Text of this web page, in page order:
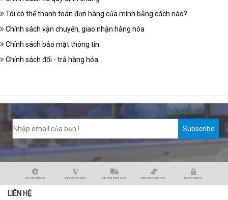
Tôi có thể thanh toán đơn hàng của mình bằng cách nào?
Chính sách vận chuyển, giao nhận hàng hóa
Chính sách bảo mật thông tin
Chính sách đổi - trả hàng hóa
Subscribe
LIÊN HỆ